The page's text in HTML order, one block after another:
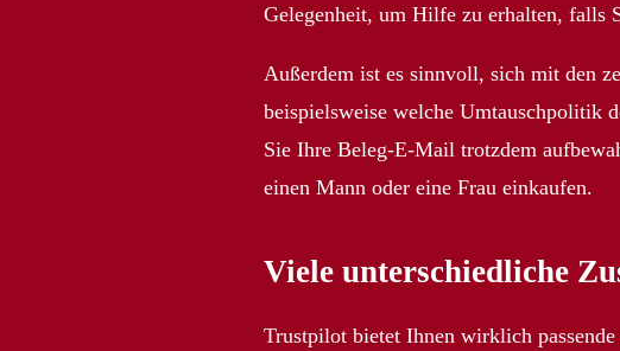
Gelegenheit, um Hilfe zu erhalten, falls
Außerdem ist es sinnvoll, sich mit den
beispielsweise welche Umtauschpolitik
Sie Ihre Beleg-E-Mail trotzdem
einen Mann oder eine Frau einkaufen.
Viele unterschiedliche
Trustpilot bietet Ihnen wirklich